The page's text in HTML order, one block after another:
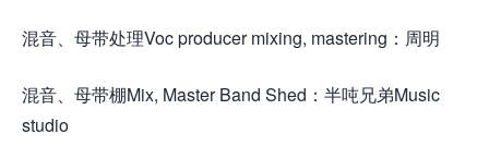
混音、母带处理Voc producer mixing, mastering：周明
混音、母带棚Mix, Master Band Shed：半吨兄弟Music
studio